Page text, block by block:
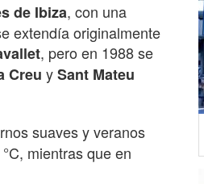
de Ibiza, con una
extendía originalmente
, pero en 1988 se
Creu ySant Mateu
suaves y veranos
mientras que en